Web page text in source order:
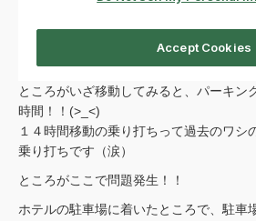
ところがいざ移動してみると、パーキン
時間！！(>_<)
１４時間移動の乗り打ちって過去のワシ
乗り打ちです（涙）
ところがここで問題発生！！
ホテルの駐車場に着いたところで、駐車